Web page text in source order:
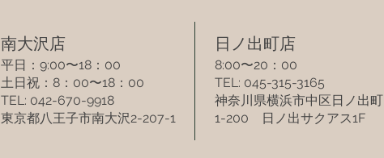
​南大沢店​
平日：9:00〜18：00
​土日祝：8：00〜18：00
TEL: 042-670-9918
東京都八王子市南大沢2-207-1
​日ノ出町店​
8:00〜20：00
TEL: 045-315-3165
​神奈川県横浜市中区日ノ出町
1-200 日ノ出サクアス1F